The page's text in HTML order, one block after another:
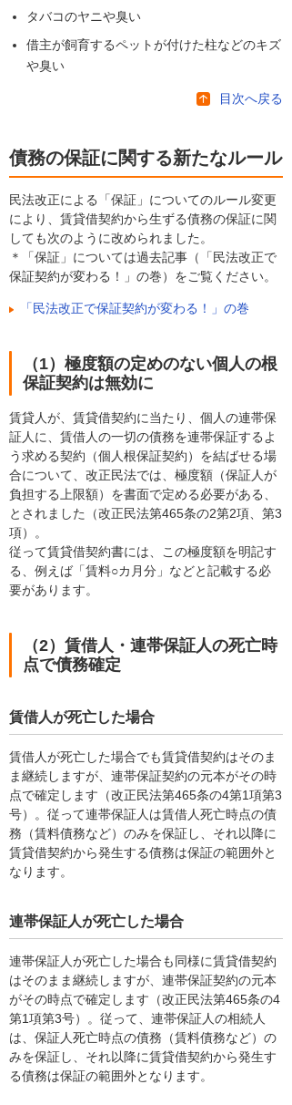
タバコのヤニや臭い
借主が飼育するペットが付けた柱などのキズ
や臭い
目次へ戻る
債務の保証に関する新たなルール
民法改正による「保証」についてのルール変更
により、賃貸借契約から生ずる債務の保証に関
しても次のように改められました。
＊「保証」については過去記事（「民法改正で
保証契約が変わる！」の巻）をご覧ください。
「民法改正で保証契約が変わる！」の巻
（1）極度額の定めのない個人の根
保証契約は無効に
賃貸人が、賃貸借契約に当たり、個人の連帯保
証人に、賃借人の一切の債務を連帯保証するよ
う求める契約（個人根保証契約）を結ばせる場
合について、改正民法では、極度額（保証人が
負担する上限額）を書面で定める必要がある、
とされました（改正民法第465条の2第2項、第3
項）。
従って賃貸借契約書には、この極度額を明記す
る、例えば「賃料○カ月分」などと記載する必
要があります。
（2）賃借人・連帯保証人の死亡時
点で債務確定
賃借人が死亡した場合
賃借人が死亡した場合でも賃貸借契約はそのま
ま継続しますが、連帯保証契約の元本がその時
点で確定します（改正民法第465条の4第1項第3
号）。従って連帯保証人は賃借人死亡時点の債
務（賃料債務など）のみを保証し、それ以降に
賃貸借契約から発生する債務は保証の範囲外と
なります。
連帯保証人が死亡した場合
連帯保証人が死亡した場合も同様に賃貸借契約
はそのまま継続しますが、連帯保証契約の元本
がその時点で確定します（改正民法第465条の4
第1項第3号）。従って、連帯保証人の相続人
は、保証人死亡時点の債務（賃料債務など）の
みを保証し、それ以降に賃貸借契約から発生す
る債務は保証の範囲外となります。